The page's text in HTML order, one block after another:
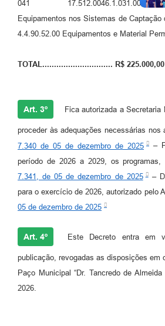
041 17.512.0046.1.031.0000
Equipamentos nos Sistemas de Captação
4.4.90.52.00 Equipamentos e Material
TOTAL.............................. R$ 225.000,00
Art. 3º Fica autorizada a
proceder às adequações necessárias
7.340 de 05 de dezembro de 2025
–
período de 2026 a 2029, os
7.341, de 05 de dezembro de 2025 –
para o exercício de 2026, autorizado pelo
05 de dezembro de 2025
Art. 4º Este Decreto entra em
publicação, revogadas as disposições em
Paço Municipal “Dr. Tancredo de
2026.